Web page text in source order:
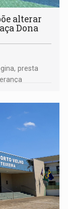
alterar
Dona
presta